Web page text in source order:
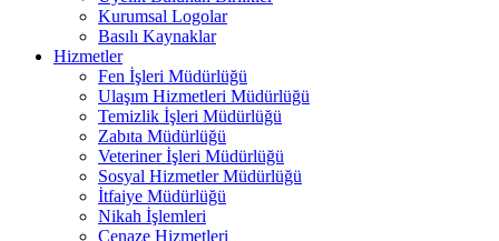
Kurumsal Logolar
Basılı Kaynaklar
Hizmetler
Fen İşleri Müdürlüğü
Ulaşım Hizmetleri Müdürlüğü
Temizlik İşleri Müdürlüğü
Zabıta Müdürlüğü
Veteriner İşleri Müdürlüğü
Sosyal Hizmetler Müdürlüğü
İtfaiye Müdürlüğü
Nikah İşlemleri
Cenaze Hizmetleri